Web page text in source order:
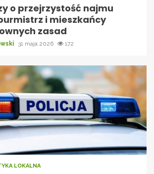
o przejrzystość najmu
i mieszkańcy
zasad
31 maja 2026 172
LOKALNA